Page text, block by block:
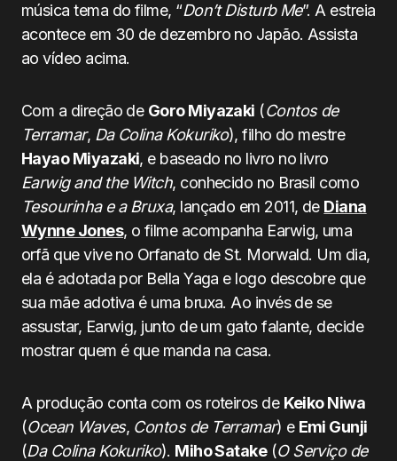
música tema do filme, “Don’t Disturb Me”. A estreia
acontece em 30 de dezembro no Japão. Assista
ao vídeo acima.
Com a direção de Goro Miyazaki (Contos de
Terramar, Da Colina Kokuriko), filho do mestre
Hayao Miyazaki, e baseado no livro no livro
Earwig and the Witch, conhecido no Brasil como
Tesourinha e a Bruxa, lançado em 2011, de Diana
Wynne Jones, o filme acompanha Earwig, uma
orfã que vive no Orfanato de St. Morwald. Um dia,
ela é adotada por Bella Yaga e logo descobre que
sua mãe adotiva é uma bruxa. Ao invés de se
assustar, Earwig, junto de um gato falante, decide
mostrar quem é que manda na casa.
A produção conta com os roteiros de Keiko Niwa
(Ocean Waves, Contos de Terramar) e Emi Gunji
(Da Colina Kokuriko). Miho Satake(O Serviço de